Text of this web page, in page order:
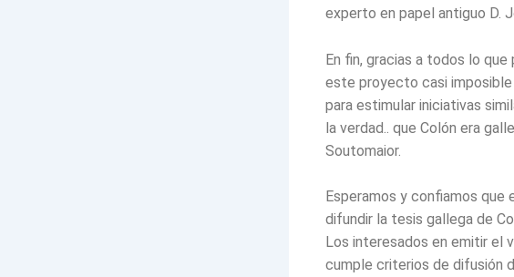
experto en papel antiguo D.
En fin, gracias a todos lo
este proyecto casi imposible
para estimular iniciativas
la verdad.. que Colón era
Soutomaior.
Esperamos y confiamos
difundir la tesis gallega de
Los interesados en emitir el
cumple criterios de difusión